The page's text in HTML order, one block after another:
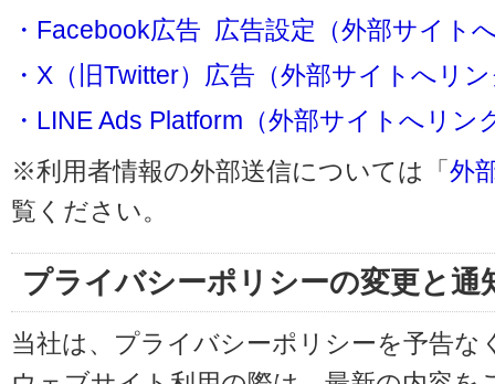
・Facebook広告 広告設定（外部サイト
・X（旧Twitter）広告（外部サイトへリ
・LINE Ads Platform（外部サイトへリン
※利用者情報の外部送信については「外
覧ください。
プライバシーポリシーの変更と通
当社は、プライバシーポリシーを予告